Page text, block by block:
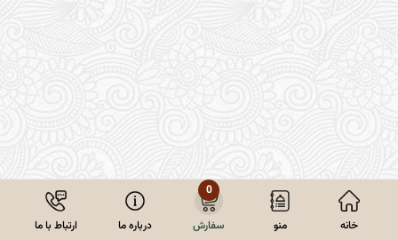
خانه منو
0
سفارش درباره ما ارتباط با ما